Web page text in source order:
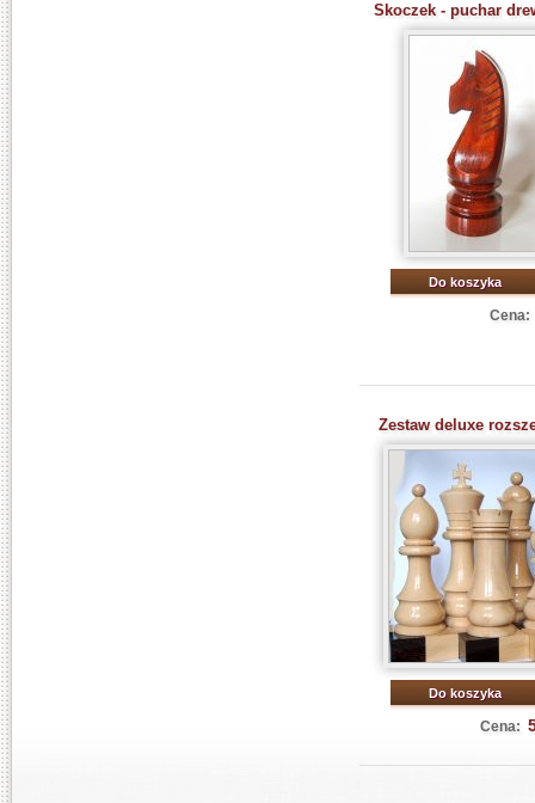
Skoczek - puchar
Do koszyka
Cena:
Zestaw deluxe
Do koszyka
Cena: